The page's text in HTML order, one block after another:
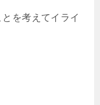
を考えてイライ